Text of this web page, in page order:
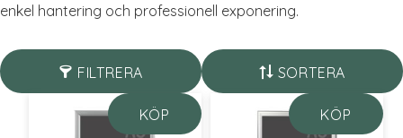
enkel hantering och professionell exponering.
FILTRERA SORTERA
KÖP KÖP